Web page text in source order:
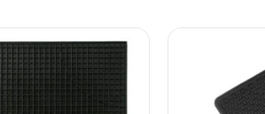
PREZZO
ORIGINALE
ERA:
PREZZO
ATTUALE
È: